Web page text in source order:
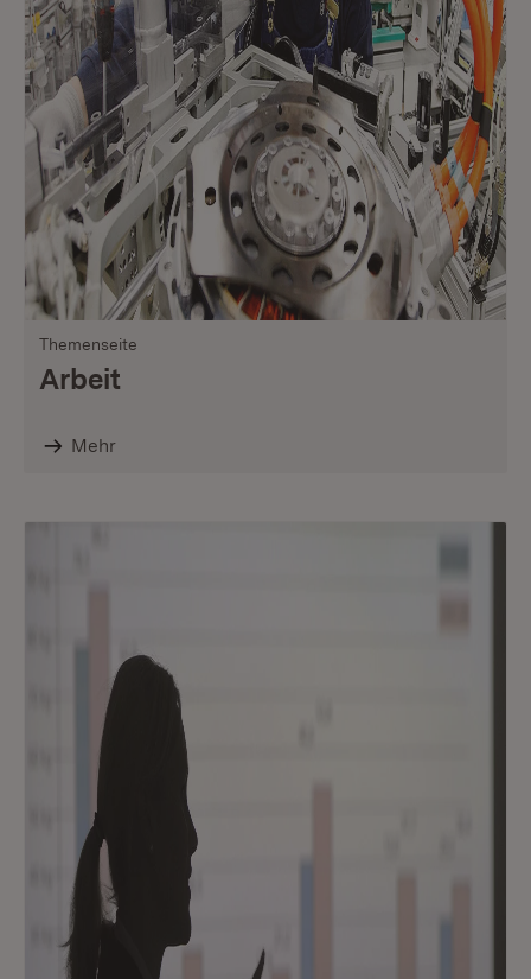
Themenseite
Arbeit
Mehr